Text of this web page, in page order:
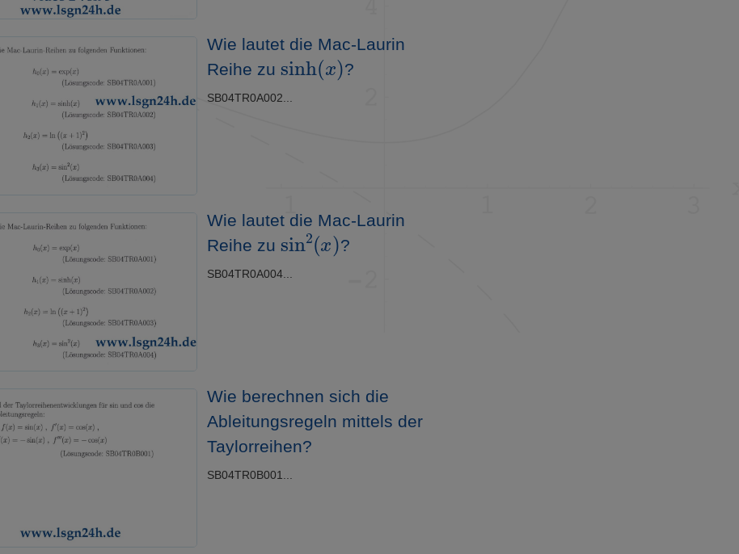
Wie lautet die Mac-Laurin
Reihe zu
sinh (x)
?
SB04TR0A002...
Wie lautet die Mac-Laurin
Reihe zu
sin2(x)
?
SB04TR0A004...
Wie berechnen sich die
Ableitungsregeln mittels der
Taylorreihen?
SB04TR0B001...